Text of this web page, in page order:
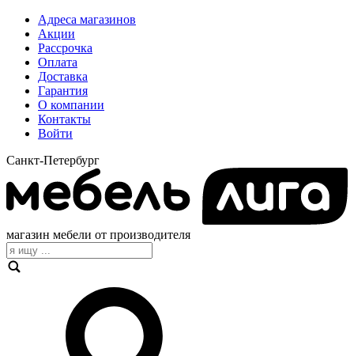
Адреса магазинов
Акции
Рассрочка
Оплата
Доставка
Гарантия
О компании
Контакты
Войти
Санкт-Петербург
магазин мебели от производителя